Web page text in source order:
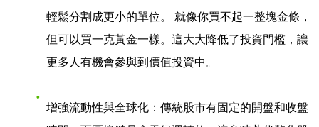
輕鬆分割成更小的單位。 就像你買不起一整塊金條，
但可以買一克黃金一樣。這大大降低了投資門檻，讓
更多人有機會參與到價值投資中。
增強流動性與全球化 ：傳統股市有固定的開盤和收盤